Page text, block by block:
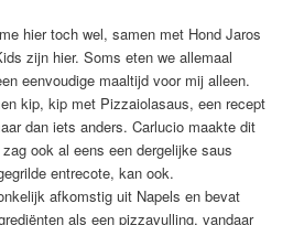
hier toch wel, samen met Hond Jaros
zijn hier. Soms eten we allemaal
eenvoudige maaltijd voor mij alleen.
kip, kip met Pizzaiolasaus, een recept
dan iets anders. Carlucio maakte dit
ook al eens een dergelijke saus
entrecote, kan ook.
afkomstig uit Napels en bevat
als een pizzavulling, vandaar